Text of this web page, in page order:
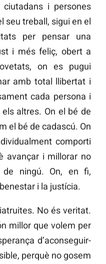
i persones
seu treball, sigui en el
per pensar una
i més feliç, obert a
on es pugui
amb total llibertat i
cada persona i
altres. On el bé de
el bé de cadascú. On
comporti
avançar i millorar no
ningú. On, en fi,
i la justícia.
No és veritat.
millor que volem per
d’aconseguir-
perquè no gosem